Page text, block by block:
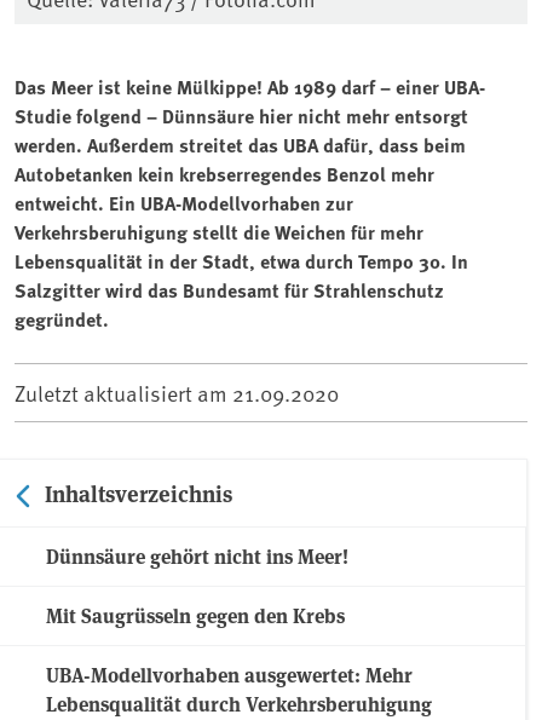
Das Meer ist keine Mülkippe! Ab 1989 darf – einer UBA-
Studie folgend – Dünnsäure hier nicht mehr entsorgt
werden. Außerdem streitet das UBA dafür, dass beim
Autobetanken kein krebserregendes Benzol mehr
entweicht. Ein UBA-Modellvorhaben zur
Verkehrsberuhigung stellt die Weichen für mehr
Lebensqualität in der Stadt, etwa durch Tempo 30. In
Salzgitter wird das Bundesamt für Strahlenschutz
gegründet.
Zuletzt aktualisiert am 21.09.2020
Inhaltsverzeichnis
Dünnsäure gehört nicht ins Meer!
Mit Saugrüsseln gegen den Krebs
UBA-Modellvorhaben ausgewertet: Mehr
Lebensqualität durch Verkehrsberuhigung